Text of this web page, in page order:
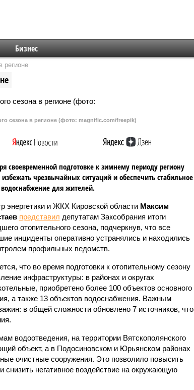
Бизнес
регионе
сезона в регионе (фото: magnific.com/freepik)
своевременной подготовке к зимнему периоду региону
избежать чрезвычайных ситуаций и обеспечить стабильное
для жителей.
энергетики и ЖКХ Кировской области Максим
представил депутатам Заксобрания итоги
отопительного сезона, подчеркнув, что все
инциденты оперативно устранялись и находились
профильных ведомств.
что во время подготовки к отопительному сезону
инфраструктуры: в районах и округах
приобретено более 100 объектов основного
а также 13 объектов водоснабжения. Важным
в общей сложности обновлено 7 источников, что
водоотведения, на территории Вятскополянского
объект, а в Подосиновском и Юрьянском районах
очистные сооружения. Это позволило повысить
снизить негативное воздействие на окружающую